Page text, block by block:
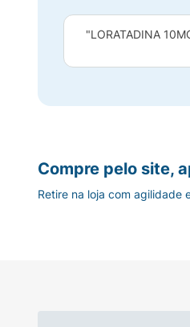
"LORATADINA
Compre pelo site,
Retire na loja com agilidade